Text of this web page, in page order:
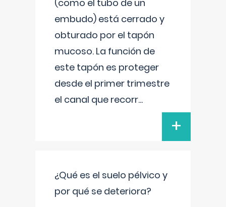
(como el tubo de un
embudo) está cerrado y
obturado por el tapón
mucoso. La función de
este tapón es proteger
desde el primer trimestre
el canal que recorr...
+
¿Qué es el suelo pélvico y
por qué se deteriora?